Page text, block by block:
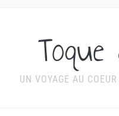
UN VOYAGE AU